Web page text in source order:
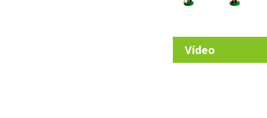
Vídeo